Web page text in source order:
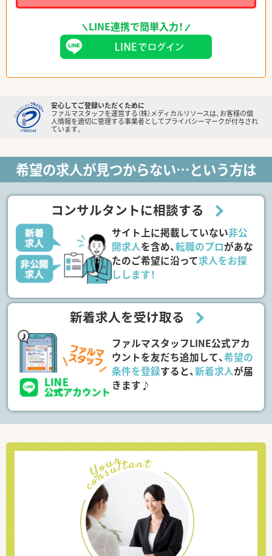
LINE連携で簡単入力！
安心してご登録いただくために
ファルマスタッフを運営する（株）メディカルリソースは、お客様の個
人情報を適切に管理する事業者としてプライバシーマークが付与され
ています。
希望の求人が見つからない…という方は
コンサルタントに相談する
サイト上に掲載していない非公
開求人を含め、転職のプロがあな
たのご希望に沿って求人をお探
しします！
新着求人を受け取る
ファルマスタッフLINE公式アカ
ウントを友だち追加して、希望の
条件を登録すると、新着求人が届
きます♪